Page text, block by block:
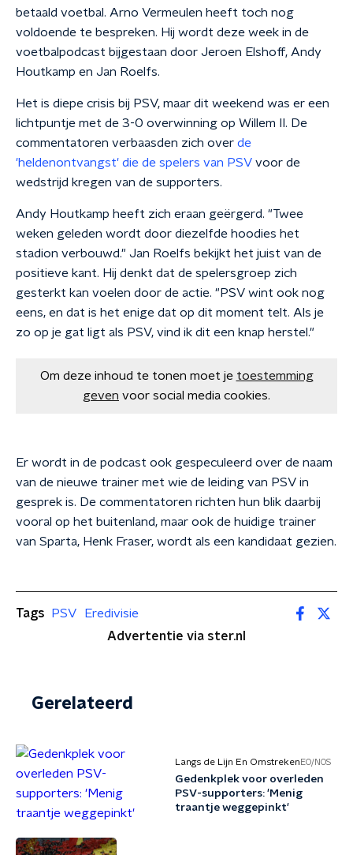
betaald voetbal. Arno Vermeulen heeft toch nog
voldoende te bespreken. Hij wordt deze week in de
voetbalpodcast bijgestaan door Jeroen Elshoff, Andy
Houtkamp en Jan Roelfs.
Het is diepe crisis bij PSV, maar dit weekend was er een
lichtpuntje met de 3-0 overwinning op Willem II. De
commentatoren verbaasden zich over de
'heldenontvangst' die de spelers van PSV voor de
wedstrijd kregen van de supporters.
Andy Houtkamp heeft zich eraan geërgerd. "Twee
weken geleden wordt door diezelfde hoodies het
stadion verbouwd." Jan Roelfs bekijkt het juist van de
positieve kant. Hij denkt dat de spelersgroep zich
gesterkt kan voelen door de actie. "PSV wint ook nog
eens, en dat is het enige dat op dit moment telt. Als je
zo op je gat ligt als PSV, vind ik dit een knap herstel."
Om deze inhoud te tonen moet je toestemming
geven voor social media cookies.
Er wordt in de podcast ook gespeculeerd over de naam
van de nieuwe trainer met wie de leiding van PSV in
gesprek is. De commentatoren richten hun blik daarbij
vooral op het buitenland, maar ook de huidige trainer
van Sparta, Henk Fraser, wordt als een kandidaat gezien.
Tags PSV
Eredivisie
Advertentie via ster.nl
Gerelateerd
Langs de Lijn En Omstreken EO/NOS
Gedenkplek voor overleden
PSV-supporters: 'Menig
traantje weggepinkt'